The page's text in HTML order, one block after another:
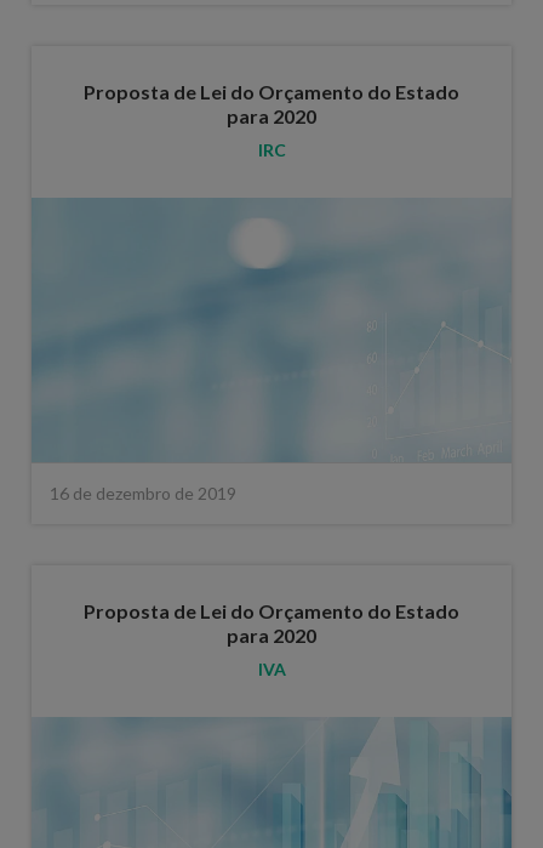
Proposta de Lei do Orçamento do Estado
para 2020
IRC
16 de dezembro de 2019
Proposta de Lei do Orçamento do Estado
para 2020
IVA